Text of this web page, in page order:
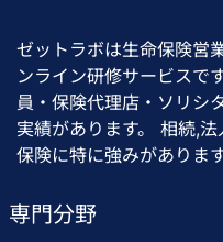
ゼットラボは生命保険営
ンライン研修サービスで
員・保険代理店・ソリシ
実績があります。 相続,
保険に特に強みがあります
専門分野